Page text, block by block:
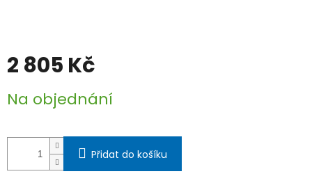
2 805 Kč
cena:
Na objednání
Přidat do košíku